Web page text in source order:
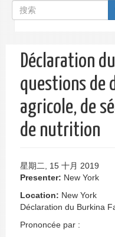
搜
索
表
单
搜索
Déclaration
questions de
agricole, de
de nutrition
星期二, 15 十月 2019
Presenter: New York
Location: New York
Déclaration du Burkina
Prononcée par :